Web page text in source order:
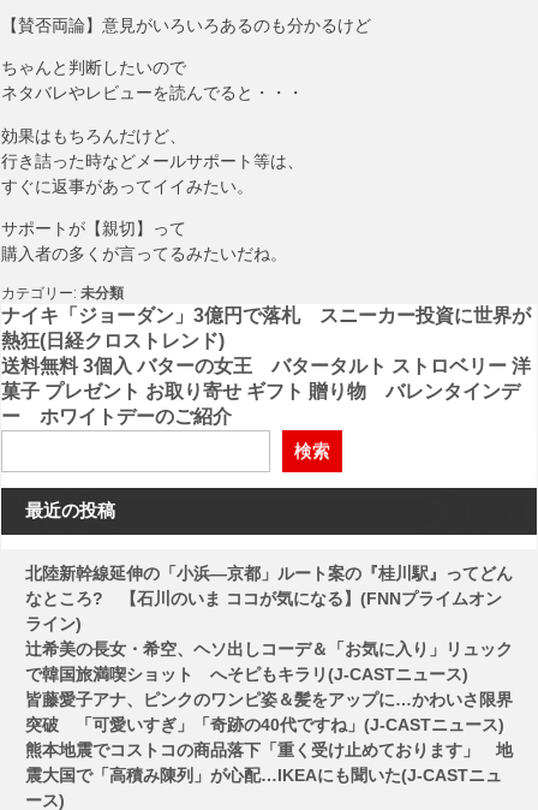
【賛否両論】意見がいろいろあるのも分かるけど
ちゃんと判断したいので
ネタバレやレビューを読んでると・・・
効果はもちろんだけど、
行き詰った時などメールサポート等は、
すぐに返事があってイイみたい。
サポートが【親切】って
購入者の多くが言ってるみたいだね。
カテゴリー: 未分類
投
稿
ナ
ビ
ゲ
ー
ョ
ン
ナイキ「ジョーダン」3億円で落札 スニーカー投資に世界が
熱狂(日経クロストレンド)
送料無料 3個入 バターの女王 バタータルト ストロベリー 洋
菓子 プレゼント お取り寄せ ギフト 贈り物 バレンタインデ
ー ホワイトデーのご紹介
検索
最近の投稿
北陸新幹線延伸の「小浜―京都」ルート案の『桂川駅』ってどん
なところ? 【石川のいま ココが気になる】(FNNプライムオン
ライン)
辻希美の長女・希空、ヘソ出しコーデ＆「お気に入り」リュック
で韓国旅満喫ショット へそピもキラリ(J-CASTニュース)
皆藤愛子アナ、ピンクのワンピ姿＆髪をアップに…かわいさ限界
突破 「可愛いすぎ」「奇跡の40代ですね」(J-CASTニュース)
熊本地震でコストコの商品落下「重く受け止めております」 地
震大国で「高積み陳列」が心配…IKEAにも聞いた(J-CASTニュ
ース)